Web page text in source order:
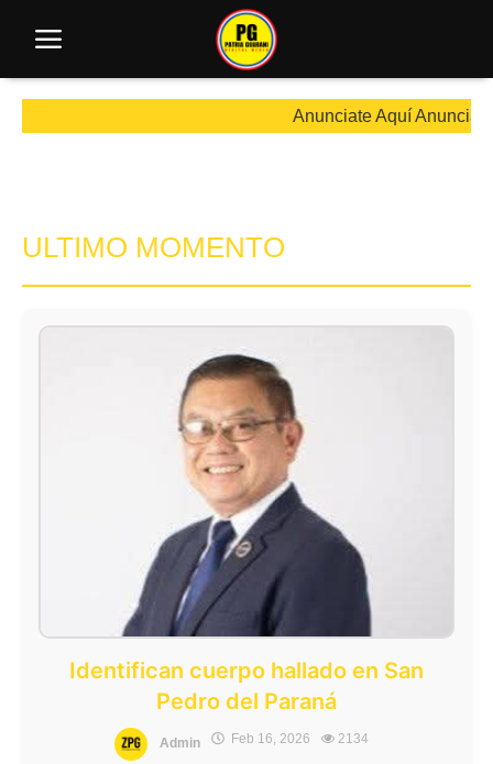
Anunciate Aquí Anunciate
ULTIMO MOMENTO
Identifican cuerpo hallado en San
Pedro del Paraná
Admin Feb 16, 2026 2134